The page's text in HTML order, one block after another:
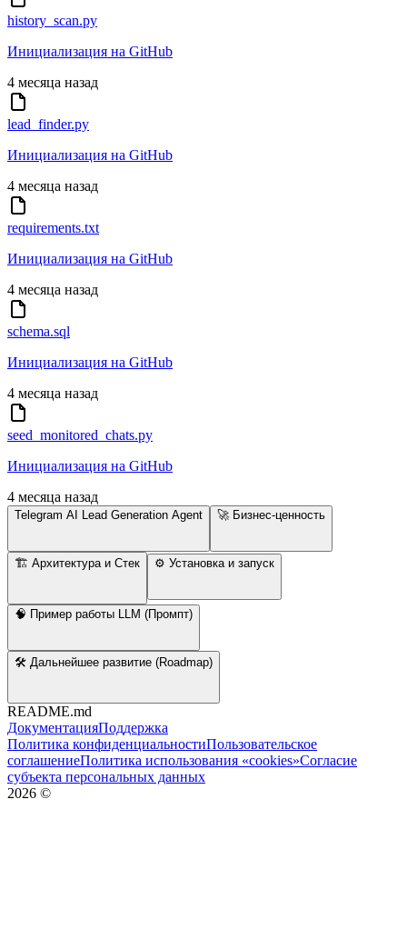
history_scan.py
Инициализация на GitHub
4 месяца назад
lead_finder.py
Инициализация на GitHub
4 месяца назад
requirements.txt
Инициализация на GitHub
4 месяца назад
schema.sql
Инициализация на GitHub
4 месяца назад
seed_monitored_chats.py
Инициализация на GitHub
4 месяца назад
Telegram AI Lead Generation Agent 🚀 Бизнес-ценность
🏗 Архитектура и Стек ⚙️ Установка и запуск
🧠 Пример работы LLM (Промпт)
🛠 Дальнейшее развитие (Roadmap)
README.md
ДокументацияПоддержка
Политика конфиденциальностиПользовательское
соглашениеПолитика использования «cookies»Согласие
субъекта персональных данных
2026 ©